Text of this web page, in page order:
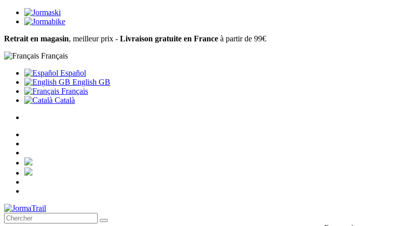
Retrait en magasin, meilleur prix - Livraison gratuite en France à partir de 99€
Français
Español
English GB
Français
Català